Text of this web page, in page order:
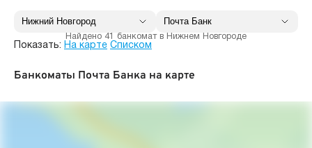
Найдено 41 банкомат в Нижнем Новгороде
Показать: На карте Списком
Банкоматы Почта Банка на карте